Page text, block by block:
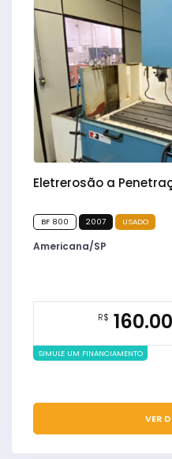
Eletrerosão a
BF 800 2007 USADO
Americana/SP
R$
SIMULE UM FINANCIAMENTO
VER